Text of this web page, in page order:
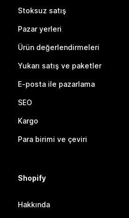
Stoksuz satış
Pazar yerleri
Ürün değerlendirmeleri
Yukarı satış ve paketler
E-posta ile pazarlama
SEO
Kargo
Para birimi ve çeviri
Shopify
Hakkında